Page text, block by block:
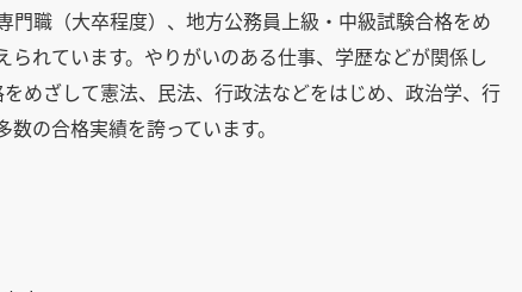
職（大卒程度）、地方公務員上級・中級試験合格をめ
れています。やりがいのある仕事、学歴などが関係し
めざして憲法、民法、行政法などをはじめ、政治学、行
の合格実績を誇っています。